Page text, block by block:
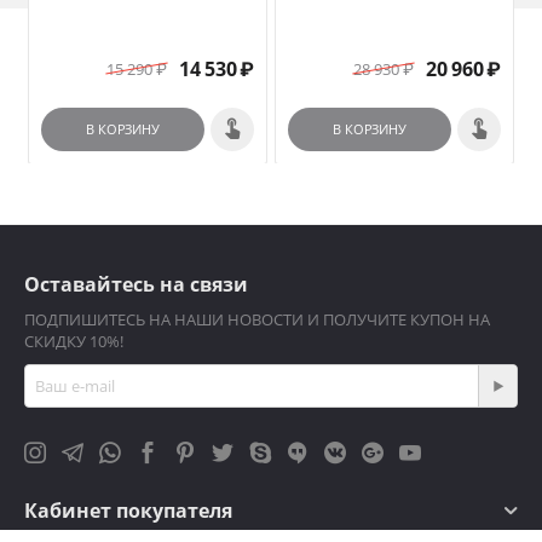
15 290₽ 14 530₽
В КОРЗИНУ
28 930₽ 20 960₽
В КОРЗИНУ
Оставайтесь на связи
ПОДПИШИТЕСЬ НА НАШИ НОВОСТИ И ПОЛУЧИТЕ КУПОН НА
СКИДКУ 10%!
Кабинет покупателя